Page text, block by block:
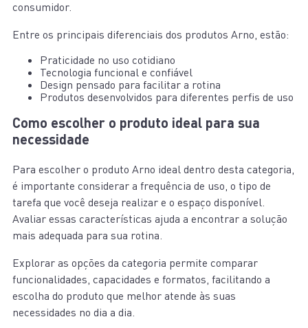
consumidor.
Entre os principais diferenciais dos produtos Arno, estão:
Praticidade no uso cotidiano
Tecnologia funcional e confiável
Design pensado para facilitar a rotina
Produtos desenvolvidos para diferentes perfis de uso
Como escolher o produto ideal para sua
necessidade
Para escolher o produto Arno ideal dentro desta categoria,
é importante considerar a frequência de uso, o tipo de
tarefa que você deseja realizar e o espaço disponível.
Avaliar essas características ajuda a encontrar a solução
mais adequada para sua rotina.
Explorar as opções da categoria permite comparar
funcionalidades, capacidades e formatos, facilitando a
escolha do produto que melhor atende às suas
necessidades no dia a dia.